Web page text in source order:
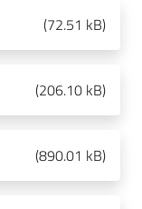
(72.51 kB)
(206.10 kB)
(890.01 kB)